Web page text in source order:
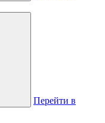
Перейти в